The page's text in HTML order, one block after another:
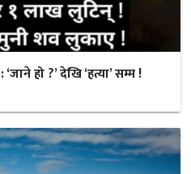
हो ?’ देखि ‘हत्या’ सम्म !